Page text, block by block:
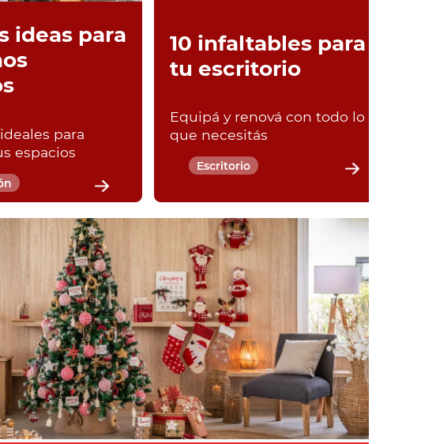
ideas para
para
espacios
10 infaltables para
tu escritorio
Equipá y renová con todo lo
que necesitás
Escritorio